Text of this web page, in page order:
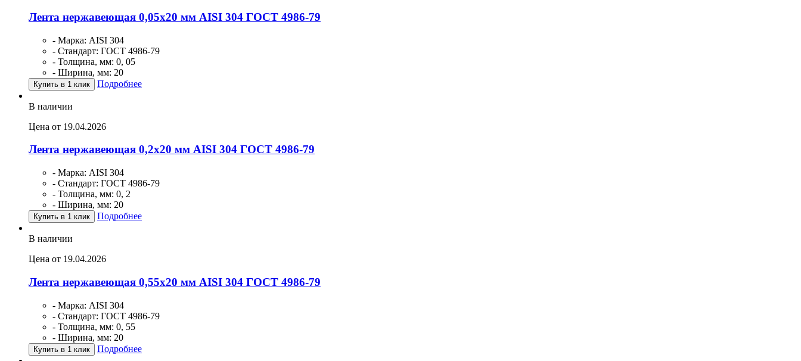
Лента нержавеющая 0,05х20 мм AISI 304 ГОСТ 4986-79
- Марка: AISI 304
- Стандарт: ГОСТ 4986-79
- Толщина, мм: 0, 05
- Ширина, мм: 20
Купить в 1 клик Подробнее
В наличии
Цена от 19.04.2026
Лента нержавеющая 0,2х20 мм AISI 304 ГОСТ 4986-79
- Марка: AISI 304
- Стандарт: ГОСТ 4986-79
- Толщина, мм: 0, 2
- Ширина, мм: 20
Купить в 1 клик Подробнее
В наличии
Цена от 19.04.2026
Лента нержавеющая 0,55х20 мм AISI 304 ГОСТ 4986-79
- Марка: AISI 304
- Стандарт: ГОСТ 4986-79
- Толщина, мм: 0, 55
- Ширина, мм: 20
Купить в 1 клик Подробнее